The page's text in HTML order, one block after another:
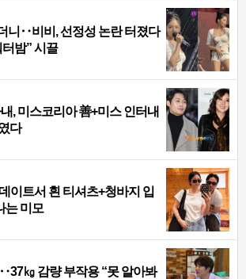
니‥비비, 선정성 논란 터졌다
밤” 시끌
내, 미스코리아 善+미스 인터내
다
이트서 흰 티셔츠+청바지 입
는 미모
㎏ 감량 부작용 “못 알아봐